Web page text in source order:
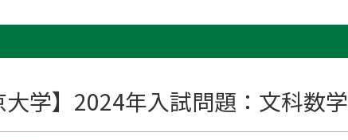
大学】2024年入試問題：文科数学